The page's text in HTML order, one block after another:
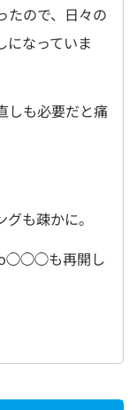
たので、日々の
になっていま
しも必要だと痛
も疎かに。
も再開し